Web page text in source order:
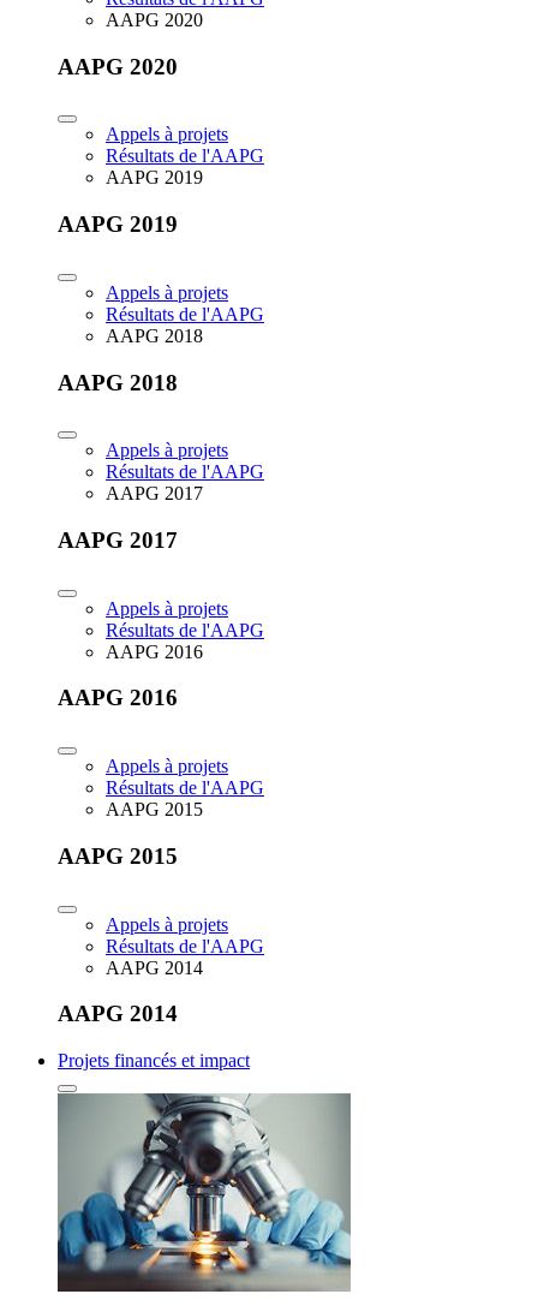
AAPG 2020
AAPG 2020
Appels à projets
Résultats de l'AAPG
AAPG 2019
AAPG 2019
Appels à projets
Résultats de l'AAPG
AAPG 2018
AAPG 2018
Appels à projets
Résultats de l'AAPG
AAPG 2017
AAPG 2017
Appels à projets
Résultats de l'AAPG
AAPG 2016
AAPG 2016
Appels à projets
Résultats de l'AAPG
AAPG 2015
AAPG 2015
Appels à projets
Résultats de l'AAPG
AAPG 2014
AAPG 2014
Projets financés et impact